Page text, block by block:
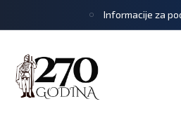
Informacije za